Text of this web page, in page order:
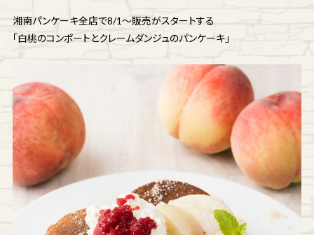
湘南パンケーキ全店で8/1～販売がスタートする
「白桃のコンポートとクレームダンジュのパンケーキ」